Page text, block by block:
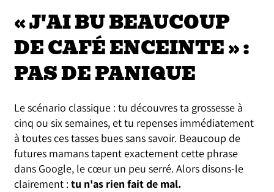
« J'AI BU BEAUCOUP
DE CAFÉ ENCEINTE » :
PAS DE PANIQUE
Le scénario classique : tu découvres ta grossesse à
cinq ou six semaines, et tu repenses immédiatement
à toutes ces tasses bues sans savoir. Beaucoup de
futures mamans tapent exactement cette phrase
dans Google, le cœur un peu serré. Alors disons-le
clairement : tu n'as rien fait de mal.